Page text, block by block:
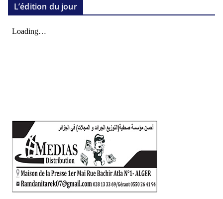
L’édition du jour